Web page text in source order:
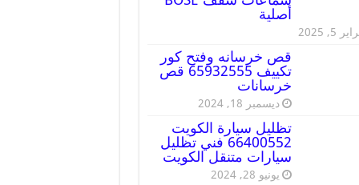
أصلية
5, 2025
قص خرسانه وفتح كور
تكييف 65932555 قص
خرسانات
ديسمبر 18, 2024
تظليل سيارة الكويت
66400552 فني تظليل
سيارات متنقل الكويت
يونيو 28, 2024